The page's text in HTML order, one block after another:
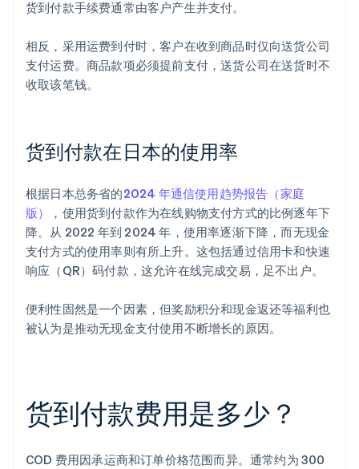
货到付款手续费通常由客户产生并支付。
相反，采用运费到付时，客户在收到商品时仅向送货公司
支付运费。商品款项必须提前支付，送货公司在送货时不
收取该笔钱。
货到付款在日本的使用率
根据日本总务省的2024 年通信使用趋势报告（家庭
版）
，使用货到付款作为在线购物支付方式的比例逐年下
降。从 2022 年到 2024 年，使用率逐渐下降，而无现金
支付方式的使用率则有所上升。这包括通过信用卡和快速
响应（QR）码付款，这允许在线完成交易，足不出户。
便利性固然是一个因素，但奖励积分和现金返还等福利也
被认为是推动无现金支付使用不断增长的原因。
货到付款费用是多少？
COD 费用因承运商和订单价格范围而异。通常约为 300